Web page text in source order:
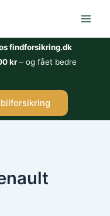
findforsikring.dk
kr– og fået bedre